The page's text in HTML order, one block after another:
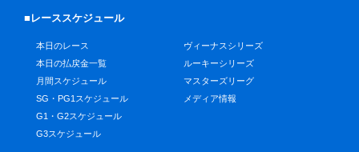
■レーススケジュール
本日のレース
本日の払戻金一覧
月間スケジュール
SG・PG1スケジュール
G1・G2スケジュール
G3スケジュール
ヴィーナスシリーズ
ルーキーシリーズ
マスターズリーグ
メディア情報